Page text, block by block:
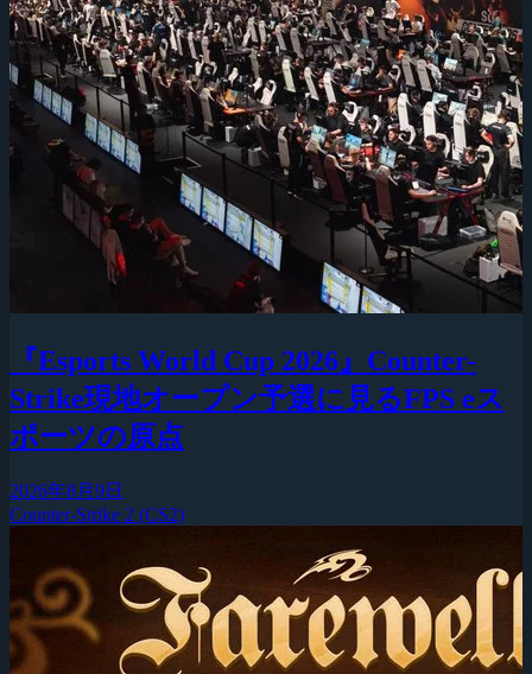
『Esports World Cup 2026』Counter-
Strike現地オープン予選に見るFPS eス
ポーツの原点
2026年8月9日
Counter-Strike 2 (CS2)